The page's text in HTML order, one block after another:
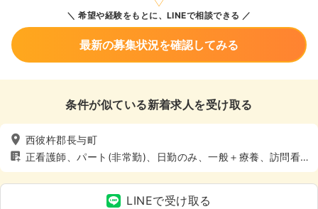
希望や経験をもとに、LINEで相談できる
最新の募集状況を確認してみる
条件が似ている新着求人を受け取る
西彼杵郡長与町
正看護師、パート(非常勤)、日勤のみ、一般＋療養、訪問看
護
LINEで受け取る